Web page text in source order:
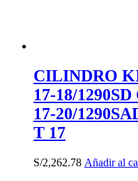
CILINDRO
17-18/
17-20/
T 17
S/2,262.78 Añadir al